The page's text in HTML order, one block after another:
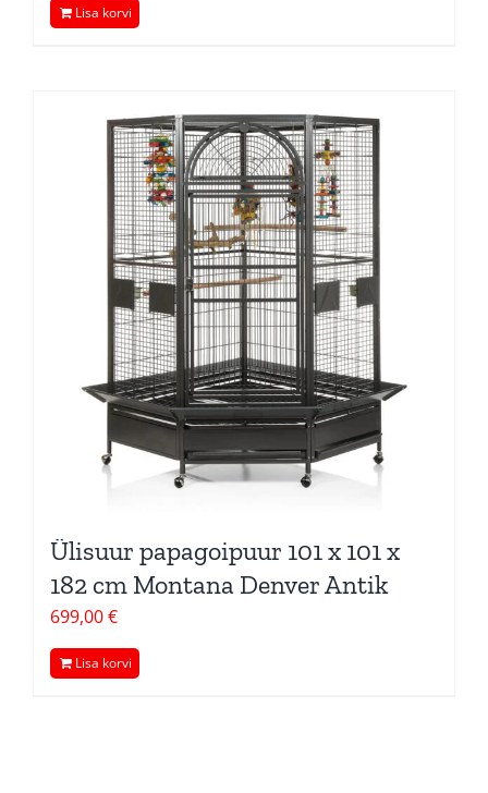
Lisa korvi
Ülisuur papagoipuur 101 x 101 x
182 cm Montana Denver Antik
699,00€
Lisa korvi